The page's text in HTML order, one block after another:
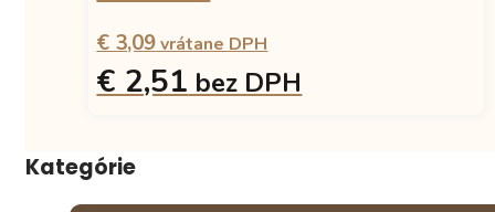
€ 3,09vrátane DPH
€ 2,51 bez DPH
Kategórie